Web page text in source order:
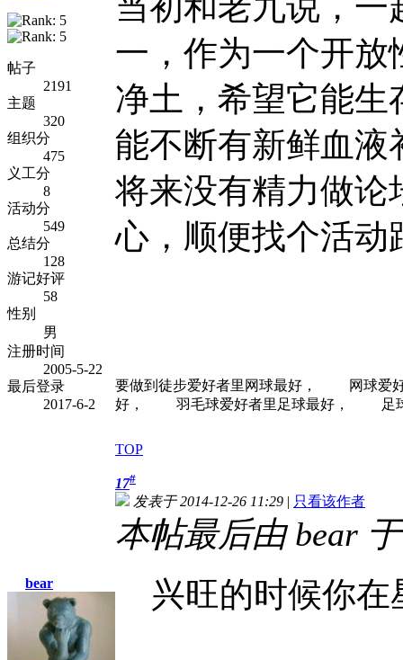
帖子
2191
主题
320
组织分
475
义工分
8
活动分
549
总结分
128
游记好评
58
性别
男
注册时间
2005-5-22
最后登录
2017-6-2
一，作为一个开放
净土，希望它能生
能不断有新鲜血液
将来没有精力做论
心，顺便找个活动
要做到徒步爱好者里网球最好， 网球
好， 羽毛球爱好者里足球最好， 足球爱
TOP
bear
17#
发表于 2014-12-26 11:29 | 只看该作者
本帖最后由 bear
兴旺的时候你